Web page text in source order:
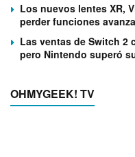
Los nuevos lentes XR,
perder funciones
Las ventas de Switch 2
pero Nintendo superó
OHMYGEEK! TV